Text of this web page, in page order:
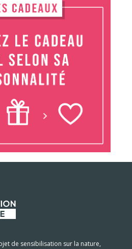
de sensibilisation sur la nature,